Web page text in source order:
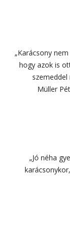
„Karácsony
hogy azok is
szemeddel
Müller
„Jó néha